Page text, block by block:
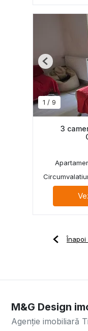
1 / 9
Previous
3
Înapoi
M&G Design
Agenție imobiliară